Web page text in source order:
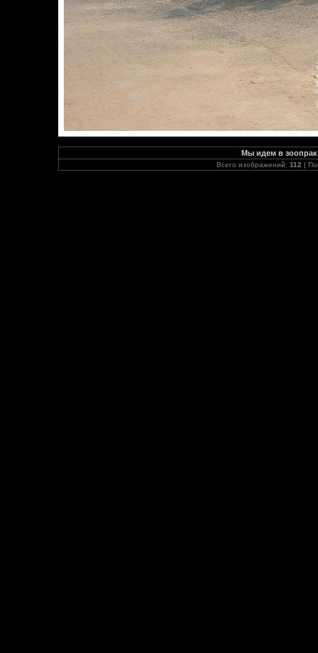
Мы идем в
Всего изображений: 112 |